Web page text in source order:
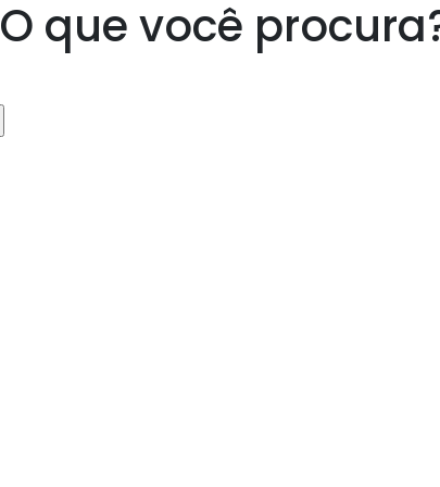
O que você